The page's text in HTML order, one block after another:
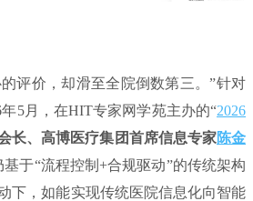
评价，却滑至全院倒数第三。”针对
5月，在HIT专家网学苑主办的“2026
长、高博医疗集团首席信息专家陈金
于“流程控制+合规驱动”的传统架构
下，如能实现传统医院信息化向智能